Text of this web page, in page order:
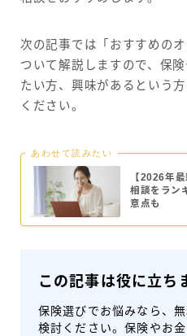
次の記事では「おすすめの
ついて解説しますので、保
たい方、興味があるという
ください。
あわせて読みたい
【2026年
相談をラン
意点も
この記事は役に立ち
保険選びでお悩みなら、
検討ください。保険やお